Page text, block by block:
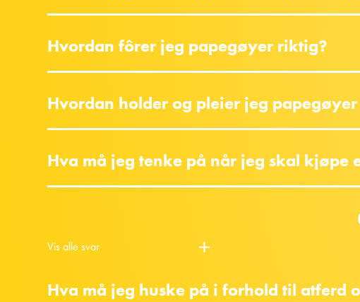
Hvordan fôrer jeg papegøyer riktig?
Hvordan holder og pleier jeg
Hva må jeg tenke på når jeg skal kjøpe
Vis alle svar
Hva må jeg huske på i forhold til atferd